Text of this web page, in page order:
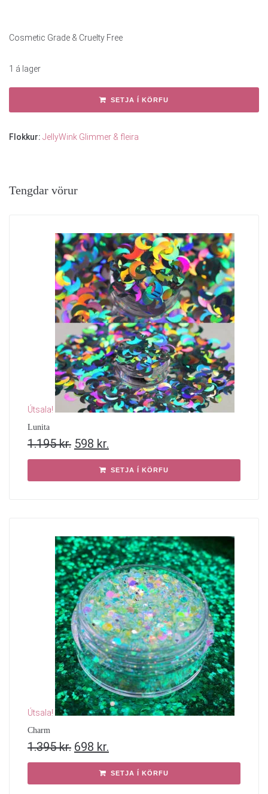
Cosmetic Grade & Cruelty Free
1 á lager
SETJA Í KÖRFU
Flokkur: JellyWink Glimmer & fleira
Tengdar vörur
Útsala!
Lunita
1.195kr. 598 kr.
SETJA Í KÖRFU
Útsala!
Charm
1.395kr. 698 kr.
SETJA Í KÖRFU